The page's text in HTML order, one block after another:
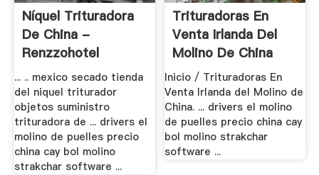
Níquel Trituradora
De China -
Renzzohotel
... .. mexico secado tienda
del niquel triturador
objetos suministro
trituradora de ... drivers el
molino de puelles precio
china cay bol molino
strakchar software ...
Trituradoras En
Venta Irlanda Del
Molino De China
Inicio / Trituradoras En
Venta Irlanda del Molino de
China. ... drivers el molino
de puelles precio china cay
bol molino strakchar
software ...